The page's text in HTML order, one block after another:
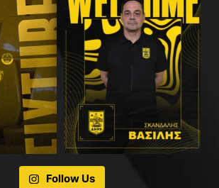
Follow Us